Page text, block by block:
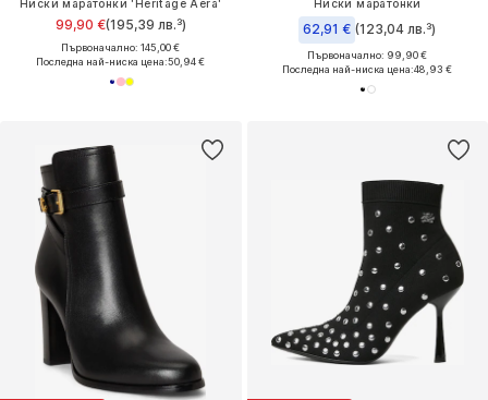
Ниски маратонки 'Heritage Aera'
99,90 €(195,39 лв.³)
Първоначално: 145,00 €
Последна най-ниска цена:50,94 €
Ниски маратонки
62,91 € (123,04 лв.³)
Първоначално: 99,90 €
Последна най-ниска цена:48,93 €